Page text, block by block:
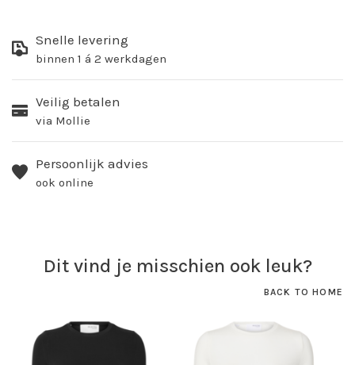
Snelle levering
binnen 1 á 2 werkdagen
Veilig betalen
via Mollie
Persoonlijk advies
ook online
Dit vind je misschien ook leuk?
BACK TO HOME